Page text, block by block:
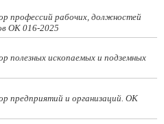
профессий рабочих, должностей
ОК 016-2025
полезных ископаемых и подземных
предприятий и организаций. ОК